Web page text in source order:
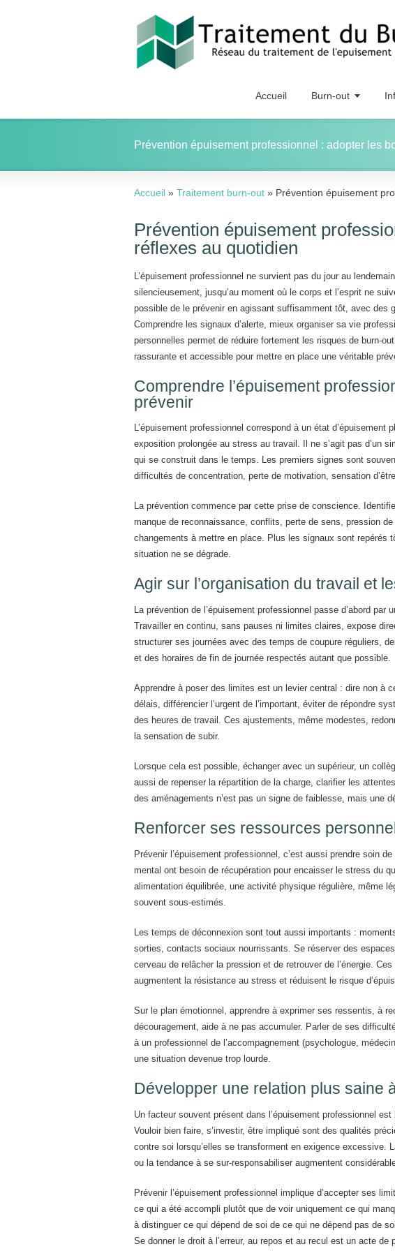
Accueil Burn-out
Prévention épuisement professionnel : adopter les
Accueil » Traitement burn-out » Prévention épuisement
Prévention épuisement
réflexes au quotidien
L’épuisement professionnel ne survient pas du jour au
silencieusement, jusqu’au moment où le corps et l’esprit ne
possible de le prévenir en agissant suffisamment tôt, avec des
Comprendre les signaux d’alerte, mieux organiser sa vie
personnelles permet de réduire fortement les risques de burn-
rassurante et accessible pour mettre en place une véritable
Comprendre l’épuisement
prévenir
L’épuisement professionnel correspond à un état
exposition prolongée au stress au travail. Il ne s’agit pas d’un
qui se construit dans le temps. Les premiers signes sont
difficultés de concentration, perte de motivation, sensation
La prévention commence par cette prise de conscience.
manque de reconnaissance, conflits, perte de sens, pression
changements à mettre en place. Plus les signaux sont repérés
situation ne se dégrade.
Agir sur l’organisation du travail et
La prévention de l’épuisement professionnel passe d’abord par
Travailler en continu, sans pauses ni limites claires, expose
structurer ses journées avec des temps de coupure réguliers,
et des horaires de fin de journée respectés autant que possible.
Apprendre à poser des limites est un levier central : dire non à
délais, différencier l’urgent de l’important, éviter de répondre
des heures de travail. Ces ajustements, même modestes,
la sensation de subir.
Lorsque cela est possible, échanger avec un supérieur, un
aussi de repenser la répartition de la charge, clarifier les
des aménagements n’est pas un signe de faiblesse, mais une
Renforcer ses ressources
Prévenir l’épuisement professionnel, c’est aussi prendre soin
mental ont besoin de récupération pour encaisser le stress du
alimentation équilibrée, une activité physique régulière, même
souvent sous-estimés.
Les temps de déconnexion sont tout aussi importants :
sorties, contacts sociaux nourrissants. Se réserver des
cerveau de relâcher la pression et de retrouver de l’énergie.
augmentent la résistance au stress et réduisent le risque
Sur le plan émotionnel, apprendre à exprimer ses ressentis, à
découragement, aide à ne pas accumuler. Parler de ses
à un professionnel de l’accompagnement (psychologue,
une situation devenue trop lourde.
Développer une relation plus saine
Un facteur souvent présent dans l’épuisement professionnel
Vouloir bien faire, s’investir, être impliqué sont des qualités
contre soi lorsqu’elles se transforment en exigence excessive.
ou la tendance à se sur-responsabiliser augmentent
Prévenir l’épuisement professionnel implique d’accepter ses
ce qui a été accompli plutôt que de voir uniquement ce qui
à distinguer ce qui dépend de soi de ce qui ne dépend pas de
Se donner le droit à l’erreur, au repos et au recul est un acte de